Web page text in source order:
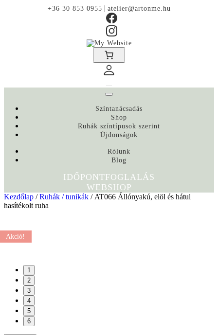
+36 30 853 0955 | atelier@artonme.hu
Színtanácsadás
Shop
Ruhák színtípusok szerint
Újdonságok
Rólunk
Blog
IDŐPONTFOGLALÁS
WEBSHOP
Kezdőlap /Ruhák / tunikák / AT066 Állónyakú, elöl és hátul
hasítékolt ruha
Akció!
1
2
3
4
5
6